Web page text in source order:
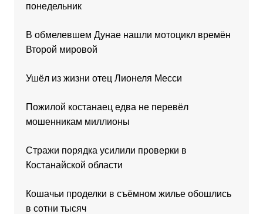
понедельник
В обмелевшем Дунае нашли мотоцикл времён
Второй мировой
Ушёл из жизни отец Лионеля Месси
Пожилой костанаец едва не перевёл
мошенникам миллионы
Стражи порядка усилили проверки в
Костанайской области
Кошачьи проделки в съёмном жилье обошлись
в сотни тысяч